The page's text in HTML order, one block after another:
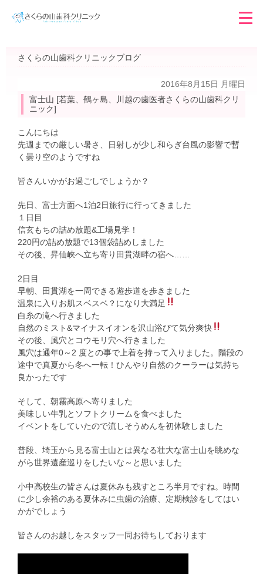
さくらの山歯科クリニックブログ
2016年8月15日 月曜日
富士山 [若葉、鶴ヶ島、川越の歯医者さくらの山歯科クリ
ニック]
こんにちは
先週までの厳しい暑さ、日射しが少し和らぎ台風の影響で暫
く曇り空のようですね
皆さんいかがお過ごしでしょうか？
先日、富士方面へ1泊2日旅行に行ってきました
１日目
信玄もちの詰め放題&工場見学！
220円の詰め放題で13個袋詰めしました
その後、昇仙峡へ立ち寄り田貫湖畔の宿へ……
2日目
早朝、田貫湖を一周できる遊歩道を歩きました
温泉に入りお肌スベスベ？になり大満足
白糸の滝へ行きました
自然のミスト&マイナスイオンを沢山浴びて気分爽快
その後、風穴とコウモリ穴へ行きました
風穴は通年0～2 度との事で上着を持って入りました。階段の
途中で真夏から冬へ一転！ひんやり自然のクーラーは気持ち
良かったです
そして、朝霧高原へ寄りました
美味しい牛乳とソフトクリームを食べました
イベントをしていたので流しそうめんを初体験しました
普段、埼玉から見る富士山とは異なる壮大な富士山を眺めな
がら世界遺産巡りをしたいな～と思いました
小中高校生の皆さんは夏休みも残すところ半月ですね。時間
に少し余裕のある夏休みに虫歯の治療、定期検診をしてはい
かがでしょう
皆さんのお越しをスタッフ一同お待ちしております